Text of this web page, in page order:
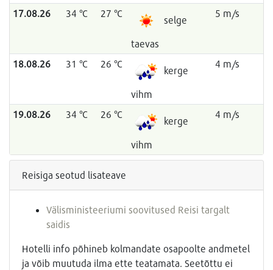
17.08.26 34 °C 27 °C
selge
taevas
5 m/s
18.08.26 31 °C 26 °C
kerge
vihm
4 m/s
19.08.26 34 °C 26 °C
kerge
vihm
4 m/s
Reisiga seotud lisateave
Välisministeeriumi soovitused Reisi targalt
saidis
Hotelli info põhineb kolmandate osapoolte andmetel
ja võib muutuda ilma ette teatamata. Seetõttu ei